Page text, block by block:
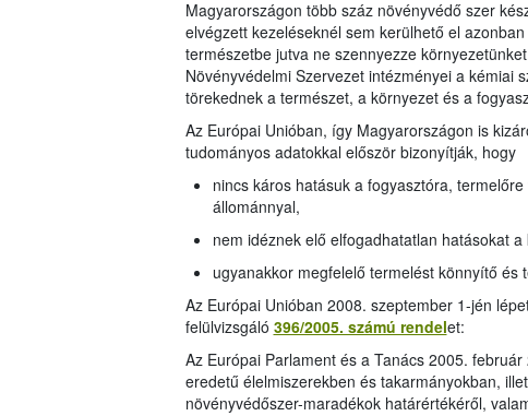
Magyarországon több száz növényvédő szer
elvégzett kezeléseknél sem kerülhető el
természetbe jutva ne szennyezze
Növényvédelmi Szervezet intézményei a kémiai
törekednek a természet, a környezet és a
Az Európai Unióban, így Magyarországon is
tudományos adatokkal először bizonyítják, hogy
nincs káros hatásuk a fogyasztóra,
állománnyal,
nem idéznek elő elfogadhatatlan hatásokat a
ugyanakkor megfelelő termelést könnyítő
Az Európai Unióban 2008. szeptember 1-jén
felülvizsgáló 396/2005. számú rendelet:
Az Európai Parlament és a Tanács 2005. február
eredetű élelmiszerekben és takarmányokban,
növényvédőszer-maradékok határértékéről,